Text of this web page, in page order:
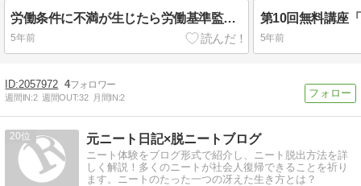
労働条件に不満が生じたら労働基準監督署、労働局どこに相談する！？
5年前 5年前
2057972 4
週間IN:2 週間OUT:32 月間IN:2
20 元ニート日記×脱ニートブログ
ニート体験をブログ形式で紹介し、ニート脱出方法を詳
しく解説！多くのニートが社会人復帰できることを祈り
ます。ニートのたった一つの冴えた生き方とは？